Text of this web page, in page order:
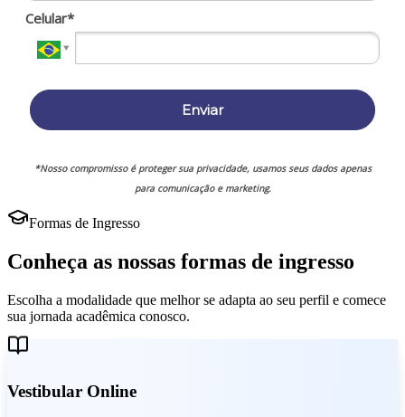
Celular*
Enviar
*Nosso compromisso é proteger sua privacidade, usamos seus dados apenas
para comunicação e marketing.
Formas de Ingresso
Conheça as nossas formas de ingresso
Escolha a modalidade que melhor se adapta ao seu perfil e comece
sua jornada acadêmica conosco.
Vestibular Online